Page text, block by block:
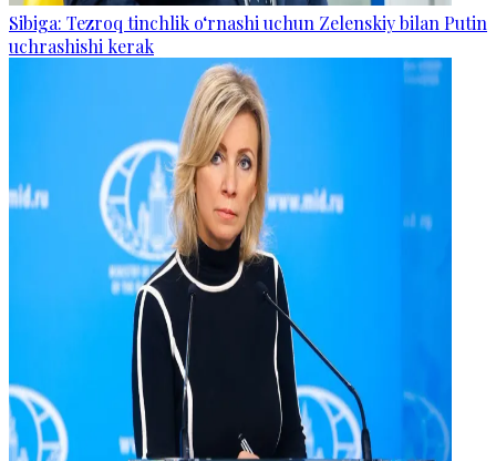
Sibiga: Tezroq tinchlik o‘rnashi uchun Zelenskiy bilan Putin
uchrashishi kerak